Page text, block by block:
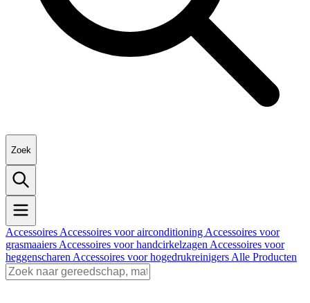
Zoek
Accessoires Accessoires voor airconditioning Accessoires voor
grasmaaiers Accessoires voor handcirkelzagen Accessoires voor
heggenscharen Accessoires voor hogedrukreinigers Alle Producten